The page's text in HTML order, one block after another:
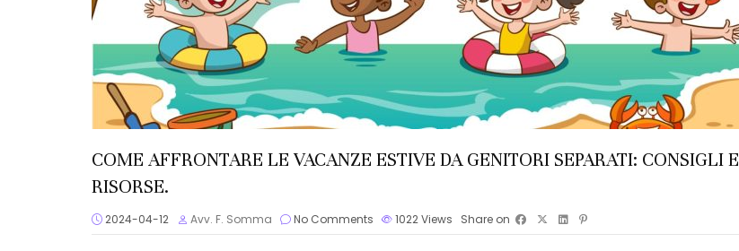
COME AFFRONTARE LE VACANZE ESTIVE DA GENITORI SEPARATI: CONSIGLI E
RISORSE.
2024-04-12 Avv. F. Somma No Comments 1022Views Share on